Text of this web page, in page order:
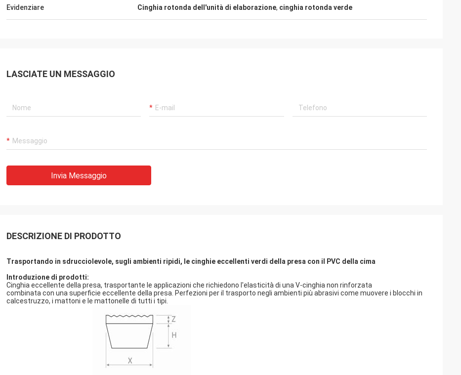
delle cinghie che avete prodotto.
Evidenziare Cinghia rotonda dell'unità di elaborazione, cinghia rotonda verde
LASCIATE UN MESSAGGIO
Invia Messaggio
DESCRIZIONE DI PRODOTTO
Trasportando in sdrucciolevole, sugli ambienti ripidi, le cinghie eccellenti verdi della presa con il PVC della cima
Introduzione di prodotti:
Cinghia eccellente della presa, trasportante le applicazioni che richiedono l'elasticità di una V-cinghia non rinforzata
combinata con una superficie eccellente della presa. Perfezioni per il trasporto negli ambienti più abrasivi come muovere i blocchi in
calcestruzzo, i mattoni e le mattonelle di tutti i tipi.